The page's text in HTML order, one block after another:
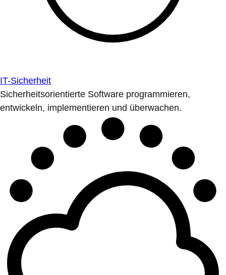
IT-Sicherheit
Sicherheitsorientierte Software programmieren,
entwickeln, implementieren und überwachen.